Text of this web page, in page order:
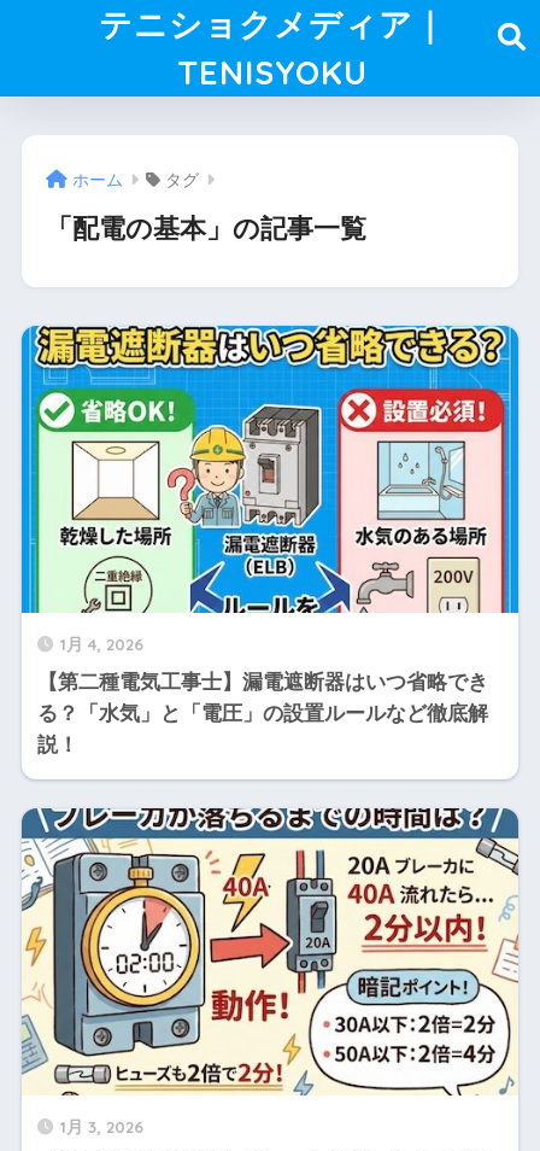
テニショクメディア｜
TENISYOKU
ホーム タグ
「配電の基本」の記事一覧
1月 4, 2026
【第二種電気工事士】漏電遮断器はいつ省略でき
る？「水気」と「電圧」の設置ルールなど徹底解
説！
1月 3, 2026